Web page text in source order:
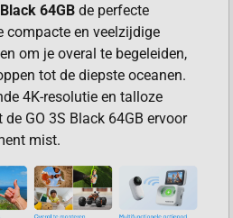
64GB de perfecte
compacte en veelzijdige
om je overal te begeleiden,
tot de diepste oceanen.
4K-resolutie en talloze
GO 3S Black 64GB ervoor
mist.